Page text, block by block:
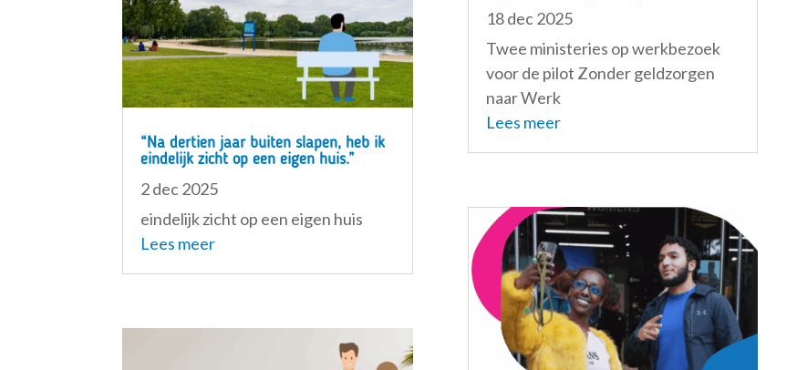
“Na dertien jaar buiten slapen, heb ik
eindelijk zicht op een eigen huis.”
2 dec 2025
eindelijk zicht op een eigen huis
Lees meer
18 dec 2025
Twee ministeries op werkbezoek
voor de pilot Zonder geldzorgen
naar Werk
Lees meer